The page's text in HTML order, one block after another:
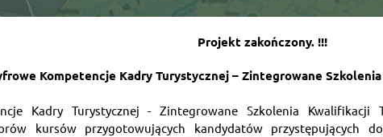
Projekt zakończony. !!!
Kompetencje Kadry Turystycznej – Zintegrowane
Kadry Turystycznej - Zintegrowane Szkolenia
kursów przygotowujących kandydatów przystępujących